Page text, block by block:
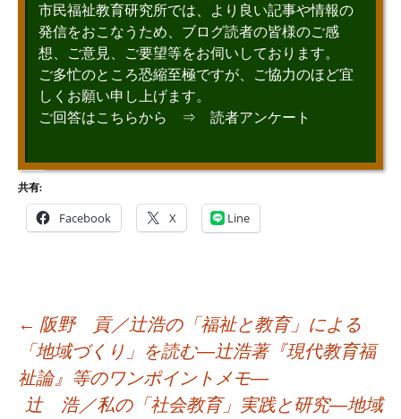
市民福祉教育研究所では、より良い記事や情報の
発信をおこなうため、ブログ読者の皆様のご感
想、ご意見、ご要望等をお伺いしております。
ご多忙のところ恐縮至極ですが、ご協力のほど宜
しくお願い申し上げます。
ご回答はこちらから ⇒ 読者アンケート
共有:
Facebook X Line
← 阪野 貢／辻浩の「福祉と教育」による
「地域づくり」を読む―辻浩著『現代教育福
祉論』等のワンポイントメモ―
辻 浩／私の「社会教育」実践と研究―地域